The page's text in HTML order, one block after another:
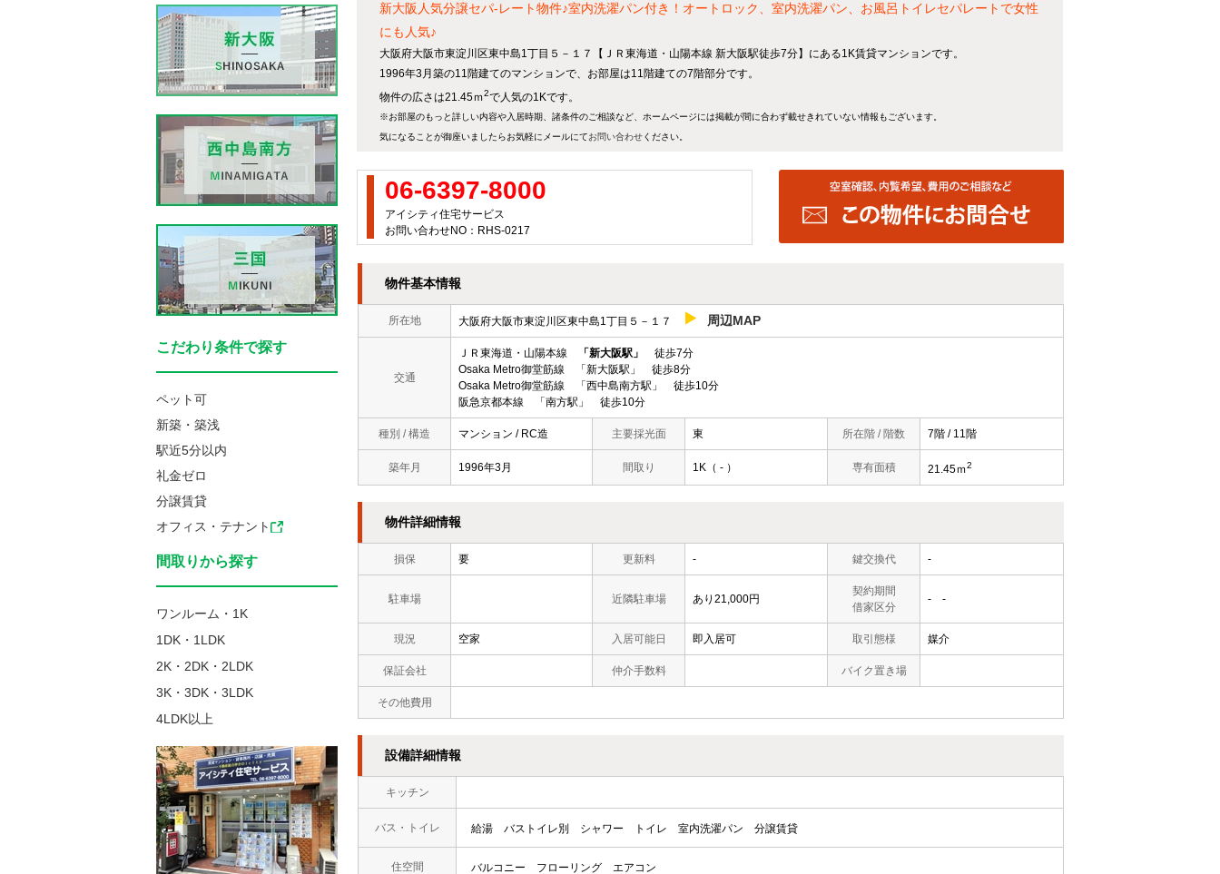
新大阪人気分譲セパ-レート物件♪室内洗濯パン付き！オートロック、室内洗濯パン、お風呂トイレセパレートで女性
にも人気♪
大阪府大阪市東淀川区東中島1丁目５－１７【ＪＲ東海道・山陽本線 新大阪駅徒歩7分】にある1K賃貸マンションです。
1996年3月築の11階建てのマンションで、お部屋は11階建ての7階部分です。
物件の広さは21.45ｍ2で人気の1Kです。
※お部屋のもっと詳しい内容や入居時期、諸条件のご相談など、ホームページには掲載が間に合わず載せきれていない情報もございます。
気になることが御座いましたらお気軽にメールにてお問い合わせください。
06-6397-8000
アイシティ住宅サービス
お問い合わせNO：RHS-0217
物件基本情報
所在地 大阪府大阪市東淀川区東中島1丁目５－１７ 周辺MAP
交通
ＪＲ東海道・山陽本線 「新大阪駅」
徒歩7分
Osaka Metro御堂筋線 「新大阪駅」 徒歩8分
Osaka Metro御堂筋線 「西中島南方駅」 徒歩10分
阪急京都本線 「南方駅」 徒歩10分
種別 / 構造 マンション / RC造 主要採光面 東 所在階 / 階数 7階 / 11階
築年月 1996年3月 間取り 1K（ - ） 専有面積 21.45ｍ2
物件詳細情報
損保 要 更新料 - 鍵交換代 -
駐車場 近隣駐車場 あり21,000円
契約期間
借家区分
- -
現況 空家 入居可能日 即入居可 取引態様 媒介
保証会社 仲介手数料 バイク置き場
その他費用
設備詳細情報
キッチン
バス・トイレ 給湯 バストイレ別 シャワー トイレ 室内洗濯パン 分譲賃貸
住空間 バルコニー フローリング エアコン
こだわり条件で探す
ペット可
新築・築浅
駅近5分以内
礼金ゼロ
分譲賃貸
オフィス・テナント
間取りから探す
ワンルーム・1K
1DK・1LDK
2K・2DK・2LDK
3K・3DK・3LDK
4LDK以上